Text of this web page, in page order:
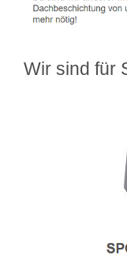
Wir sind für